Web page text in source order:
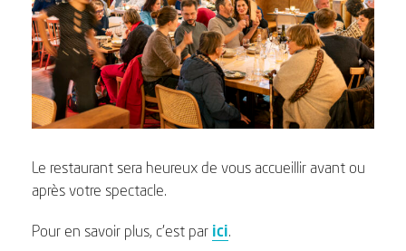
Le restaurant sera heureux de vous accueillir avant ou
après votre spectacle.
Pour en savoir plus, c’est par ici.